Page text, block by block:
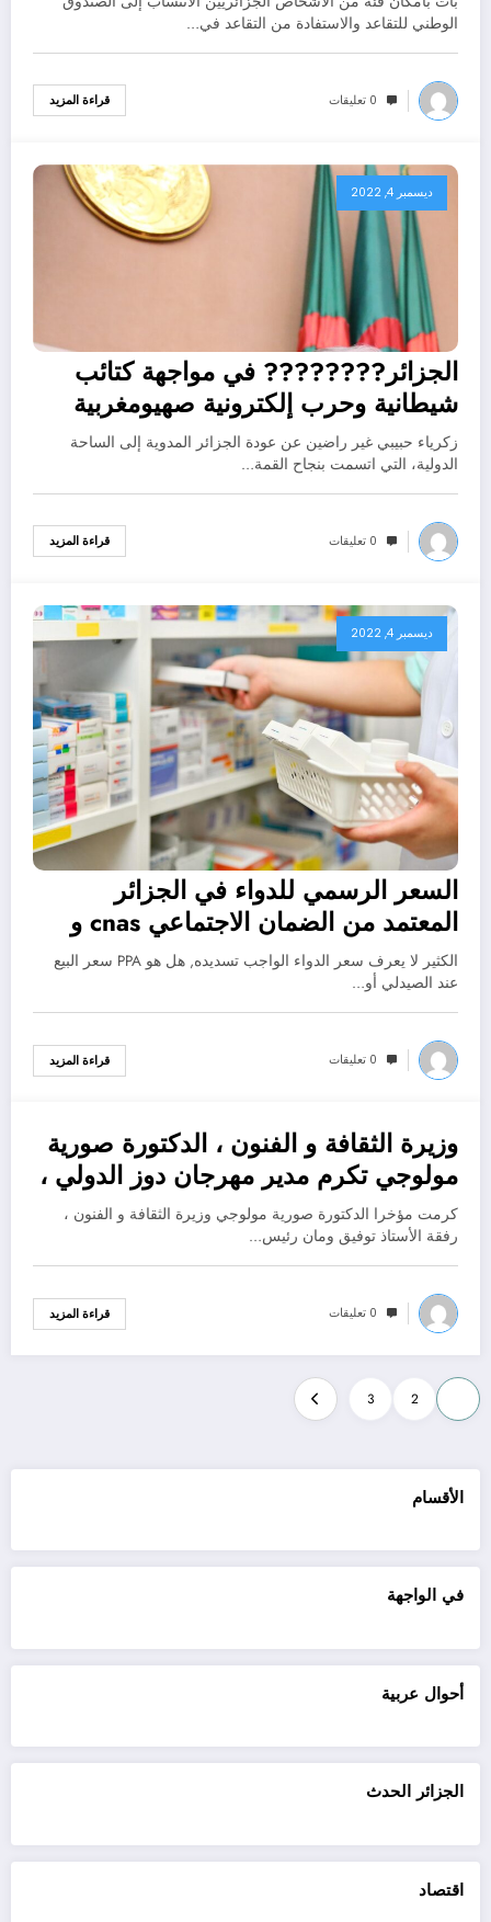
الوطني للتقاعد والاستفادة من التقاعد في…
0 تعليقات قراءة المزيد
ديسمبر 4, 2022
الجزائر???????? في مواجهة كتائب
شيطانية وحرب إلكترونية صهيومغربية
زكرياء حبيبي غير راضين عن عودة الجزائر المدوية إلى الساحة
الدولية، التي اتسمت بنجاح القمة…
0 تعليقات قراءة المزيد
ديسمبر 4, 2022
السعر الرسمي للدواء في الجزائر
المعتمد من الضمان الاجتماعي cnas و
casnos
الكثير لا يعرف سعر الدواء الواجب تسديده, هل هو PPA سعر البيع
عند الصيدلي أو…
0 تعليقات قراءة المزيد
ديسمبر 4, 2022
وزيرة الثقافة و الفنون ، الدكتورة صورية
مولوجي تكرم مدير مهرجان دوز الدولي ،
التونسي عز الدين بالطيب .
كرمت مؤخرا الدكتورة صورية مولوجي وزيرة الثقافة و الفنون ،
رفقة الأستاذ توفيق ومان رئيس…
0 تعليقات قراءة المزيد
Posts
pagination
2
3
الأقسام
في الواجهة
أحوال عربية
الجزائر الحدث
اقتصاد